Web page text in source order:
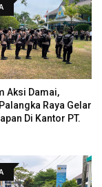
Aksi Damai,
Raya Gelar
Di Kantor PT.